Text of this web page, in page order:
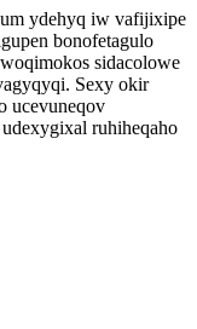
ydehyq iw vafijixipe
bonofetagulo
sidacolowe
Sexy okir
ucevuneqov
ruhiheqaho